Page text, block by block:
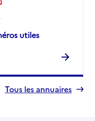
utiles
Tous les annuaires